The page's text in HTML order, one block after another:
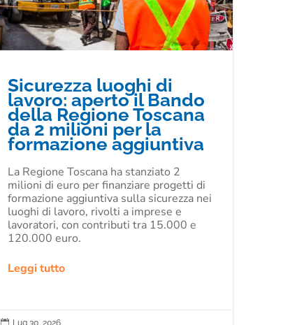
Sicurezza luoghi di
lavoro: aperto il Bando
della Regione Toscana
da 2 milioni per la
formazione aggiuntiva
La Regione Toscana ha stanziato 2
milioni di euro per finanziare progetti di
formazione aggiuntiva sulla sicurezza nei
luoghi di lavoro, rivolti a imprese e
lavoratori, con contributi tra 15.000 e
120.000 euro.
Leggi tutto
 Lug 30, 2026